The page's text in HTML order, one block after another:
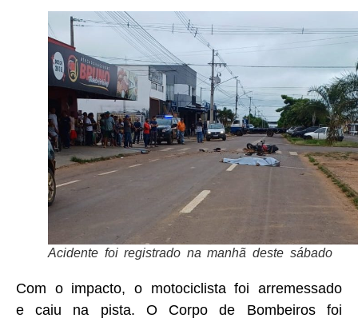
Acidente foi registrado na manhã deste sábado
Com o impacto, o motociclista foi arremessado
e caiu na pista. O Corpo de Bombeiros foi